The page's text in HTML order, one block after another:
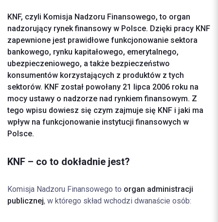
KNF, czyli Komisja Nadzoru Finansowego, to organ
nadzorujący rynek finansowy w Polsce. Dzięki pracy KNF
zapewnione jest prawidłowe funkcjonowanie sektora
bankowego, rynku kapitałowego, emerytalnego,
ubezpieczeniowego, a także bezpieczeństwo
konsumentów korzystających z produktów z tych
sektorów. KNF został powołany 21 lipca 2006 roku na
mocy ustawy o nadzorze nad rynkiem finansowym. Z
tego wpisu dowiesz się czym zajmuje się KNF i jaki ma
wpływ na funkcjonowanie instytucji finansowych w
Polsce.
KNF – co to dokładnie jest?
Komisja Nadzoru Finansowego to organ administracji
publicznej, w którego skład wchodzi dwanaście osób: